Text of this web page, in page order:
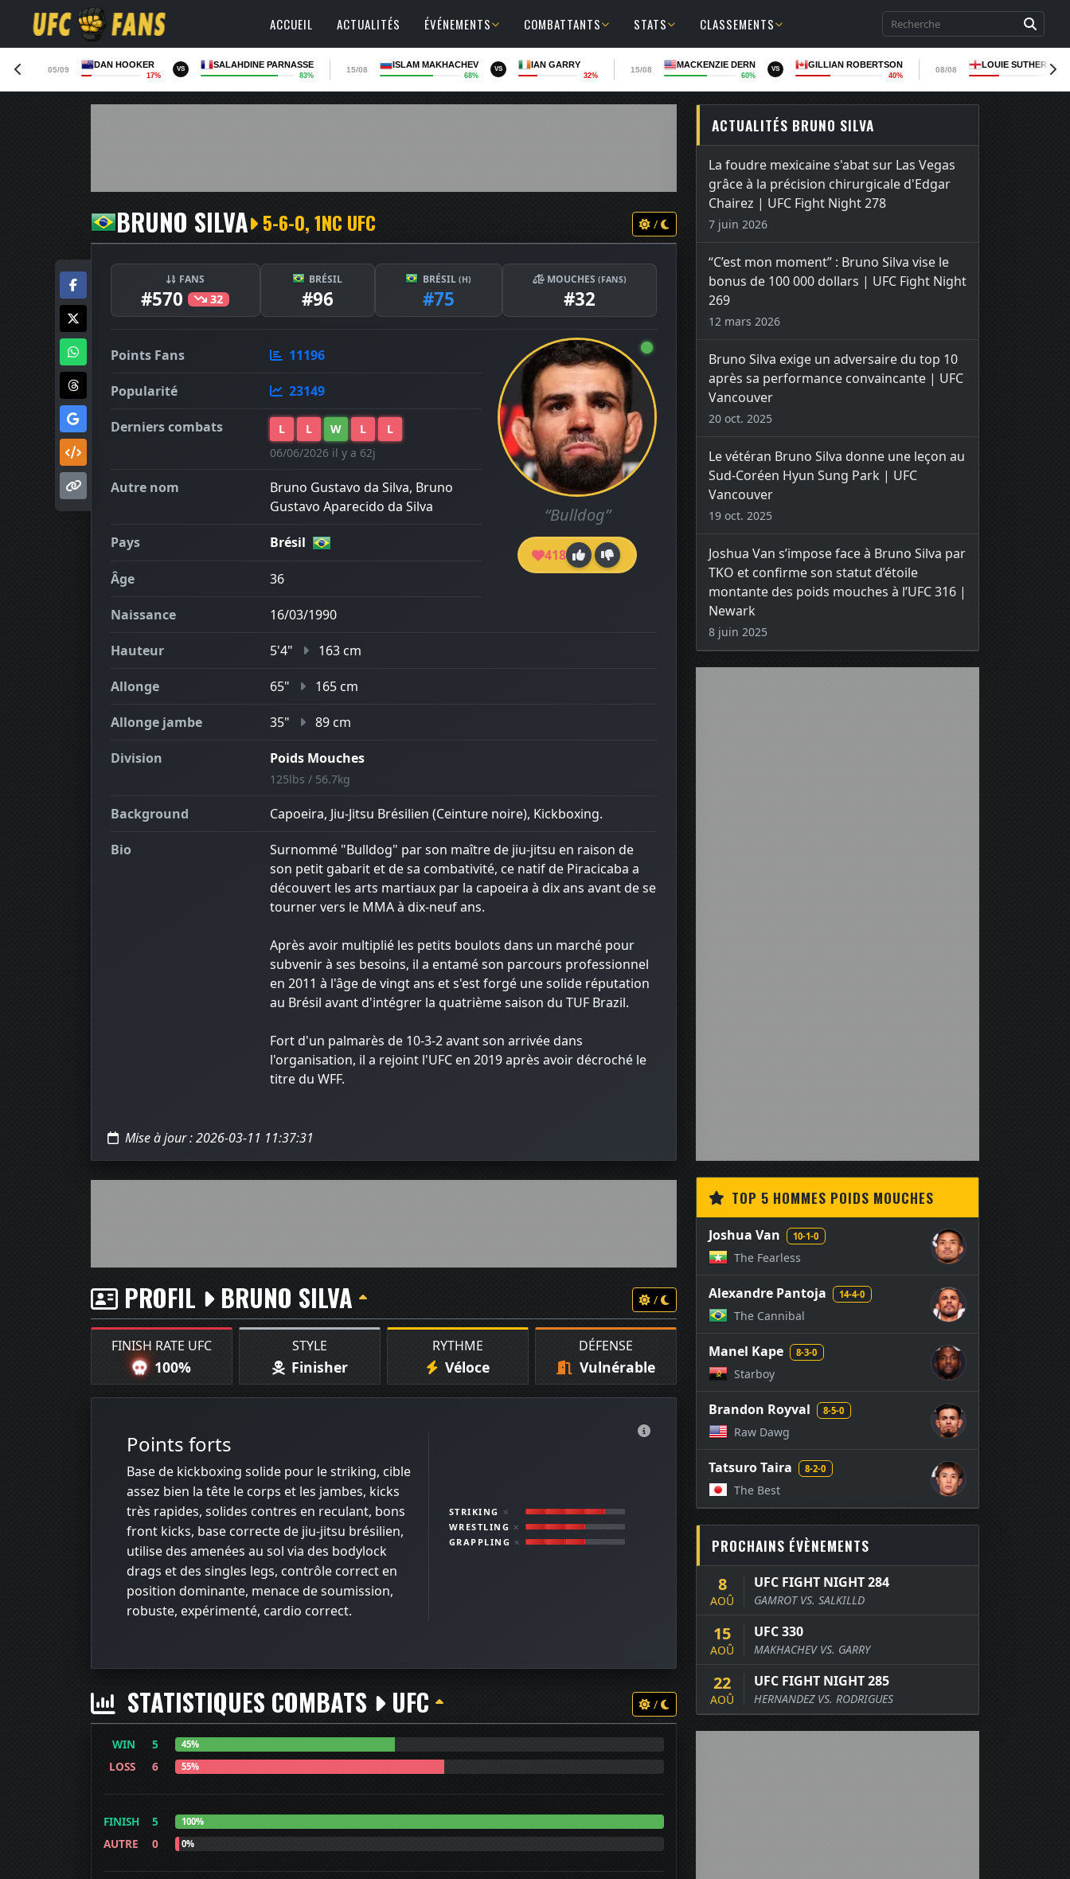
ACCUEIL ACTUALITÉS ÉVÉNEMENTS COMBATTANTS STATS CLASSEMENTS
05/09
DAN HOOKER
17%
VS SALAHDINE PARNASSE
83%
15/08
ISLAM MAKHACHEV
68%
VS IAN GARRY
32%
15/08
MACKENZIE DERN
60%
VS GILLIAN ROBERTSON
40%
08/08
LOUIE
BRUNO SILVA 5-6-0, 1NC UFC /
FANS
#570 32
BRÉSIL
#96
BRÉSIL(H)
#75
MOUCHES (FANS)
#32
“Bulldog”
418
Points Fans 11196
Popularité 23149
Derniers combats L L W L
L
06/06/2026 il y a 62j
Autre nom
Bruno Gustavo da Silva, Bruno
Gustavo Aparecido da Silva
Pays Brésil
Âge 36
Naissance 16/03/1990
Hauteur 5'4" 163 cm
Allonge 65" 165 cm
Allonge jambe 35" 89 cm
Division Poids Mouches
125lbs / 56.7kg
Background Capoeira, Jiu-Jitsu Brésilien (Ceinture noire), Kickboxing.
Bio
Surnommé "Bulldog" par son maître de jiu-jitsu en raison de
son petit gabarit et de sa combativité, ce natif de Piracicaba a
découvert les arts martiaux par la capoeira à dix ans avant de se
tourner vers le MMA à dix-neuf ans.
Après avoir multiplié les petits boulots dans un marché pour
subvenir à ses besoins, il a entamé son parcours professionnel
en 2011 à l'âge de vingt ans et s'est forgé une solide réputation
au Brésil avant d'intégrer la quatrième saison du TUF Brazil.
Fort d'un palmarès de 10-3-2 avant son arrivée dans
l'organisation, il a rejoint l'UFC en 2019 après avoir décroché le
titre du WFF.
Mise à jour : 2026-03-11 11:37:31
PROFIL BRUNO SILVA /
FINISH RATE UFC
100%
STYLE
Finisher
RYTHME
Véloce
DÉFENSE
Vulnérable
Points forts
Base de kickboxing solide pour le striking, cible
assez bien la tête le corps et les jambes, kicks
très rapides, solides contres en reculant, bons
front kicks, base correcte de jiu-jitsu brésilien,
utilise des amenées au sol via des bodylock
drags et des singles legs, contrôle correct en
position dominante, menace de soumission,
robuste, expérimenté, cardio correct.
STRIKING ✕
WRESTLING ✕
GRAPPLING ✕
STATISTIQUES COMBATS UFC /
WIN 5 45%
LOSS 6 55%
FINISH 5 100%
AUTRE 0 0%
ACTUALITÉS BRUNO SILVA
La foudre mexicaine s'abat sur Las Vegas
grâce à la précision chirurgicale d'Edgar
Chairez | UFC Fight Night 278
7 juin 2026
“C’est mon moment” : Bruno Silva vise le
bonus de 100 000 dollars | UFC Fight Night
269
12 mars 2026
Bruno Silva exige un adversaire du top 10
après sa performance convaincante | UFC
Vancouver
20 oct. 2025
Le vétéran Bruno Silva donne une leçon au
Sud-Coréen Hyun Sung Park | UFC
Vancouver
19 oct. 2025
Joshua Van s’impose face à Bruno Silva par
TKO et confirme son statut d’étoile
montante des poids mouches à l’UFC 316 |
Newark
8 juin 2025
TOP 5 HOMMES POIDS MOUCHES
Joshua Van 10-1-0
The Fearless
Alexandre Pantoja 14-4-0
The Cannibal
Manel Kape 8-3-0
Starboy
Brandon Royval 8-5-0
Raw Dawg
Tatsuro Taira 8-2-0
The Best
PROCHAINS ÉVÈNEMENTS
8
AOÛ
UFC FIGHT NIGHT 284
GAMROT VS. SALKILLD
15
AOÛ
UFC 330
MAKHACHEV VS. GARRY
22
AOÛ
UFC FIGHT NIGHT 285
HERNANDEZ VS. RODRIGUES